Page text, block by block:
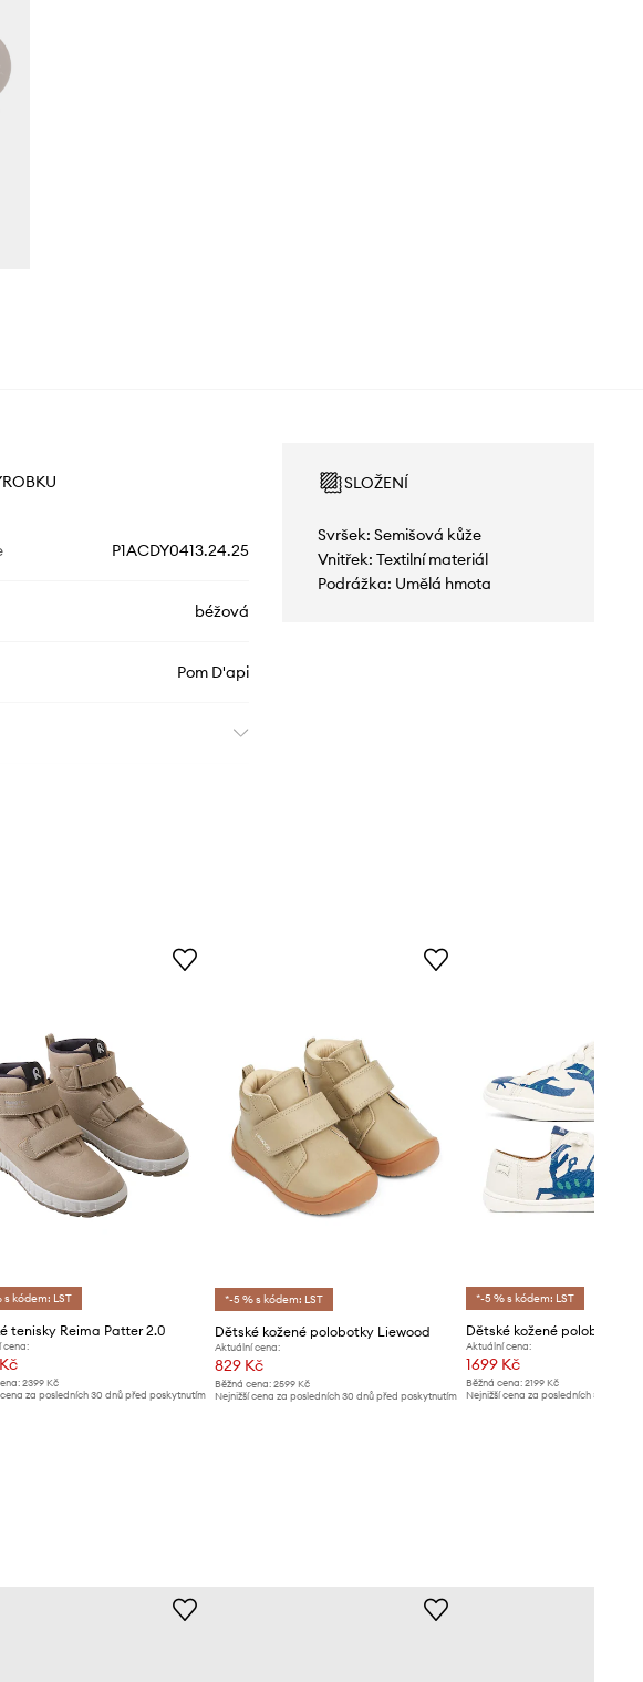
P1ACDY0413.24.25
béžová
Pom D'api
SLOŽENÍ
Svršek: Semišová kůže
Vnitřek: Textilní materiál
Podrážka: Umělá hmota
s kódem: LST
tenisky Reima Patter 2.0
cena:
2399 Kč
cena za posledních 30 dnů před poskytnutím
*-5 % s kódem: LST
Dětské kožené polobotky Liewood
Aktuální cena:
829 Kč
Běžná cena:2599 Kč
Nejnižší cena za posledních 30 dnů před poskytnutím
*-5 % s kódem: LST
Aktuální cena:
1699 Kč
Běžná cena: 2199 Kč
Nejnižší cena za posledních 30 dnů